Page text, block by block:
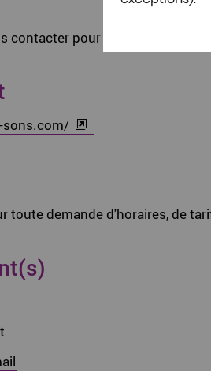
contacter pour toute question,
toute demande d'horaires, de